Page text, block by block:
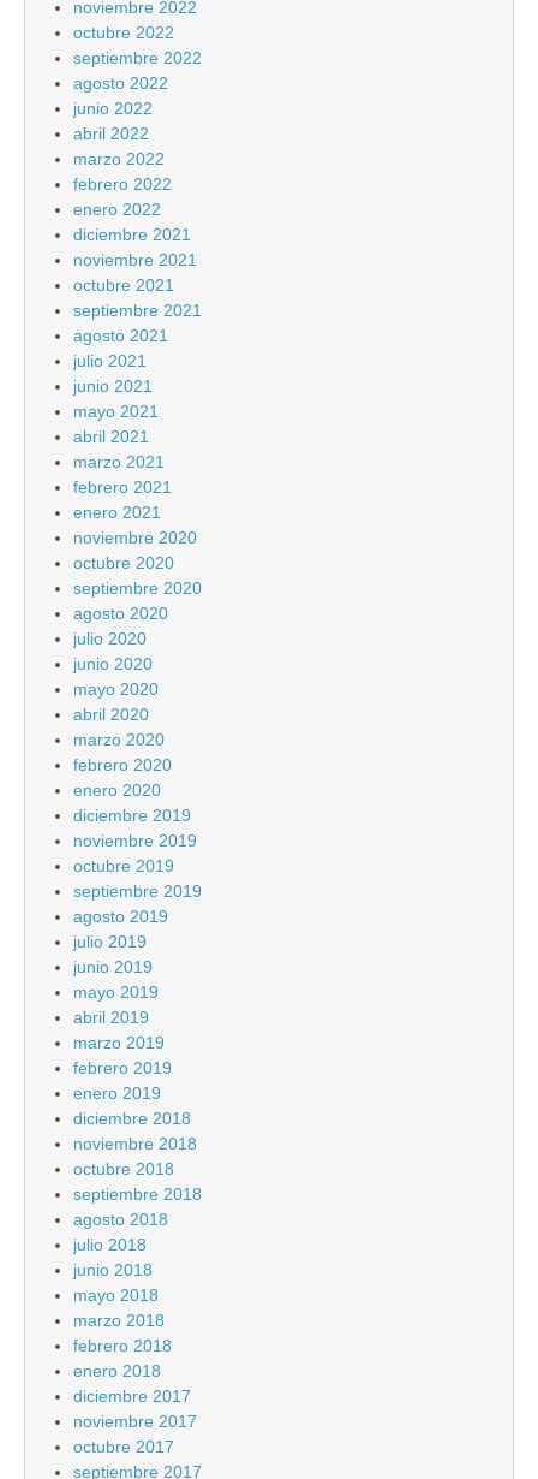
noviembre 2022
octubre 2022
septiembre 2022
agosto 2022
junio 2022
abril 2022
marzo 2022
febrero 2022
enero 2022
diciembre 2021
noviembre 2021
octubre 2021
septiembre 2021
agosto 2021
julio 2021
junio 2021
mayo 2021
abril 2021
marzo 2021
febrero 2021
enero 2021
noviembre 2020
octubre 2020
septiembre 2020
agosto 2020
julio 2020
junio 2020
mayo 2020
abril 2020
marzo 2020
febrero 2020
enero 2020
diciembre 2019
noviembre 2019
octubre 2019
septiembre 2019
agosto 2019
julio 2019
junio 2019
mayo 2019
abril 2019
marzo 2019
febrero 2019
enero 2019
diciembre 2018
noviembre 2018
octubre 2018
septiembre 2018
agosto 2018
julio 2018
junio 2018
mayo 2018
marzo 2018
febrero 2018
enero 2018
diciembre 2017
noviembre 2017
octubre 2017
septiembre 2017